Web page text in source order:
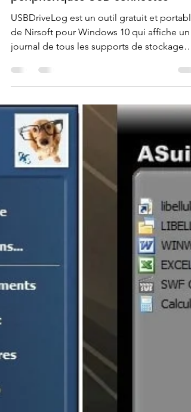
USBDriveLog - journal des
périphériques USB connectés
USBDriveLog est un outil gratuit et portable
de Nirsoft pour Windows 10 qui affiche un
journal de tous les supports de stockage